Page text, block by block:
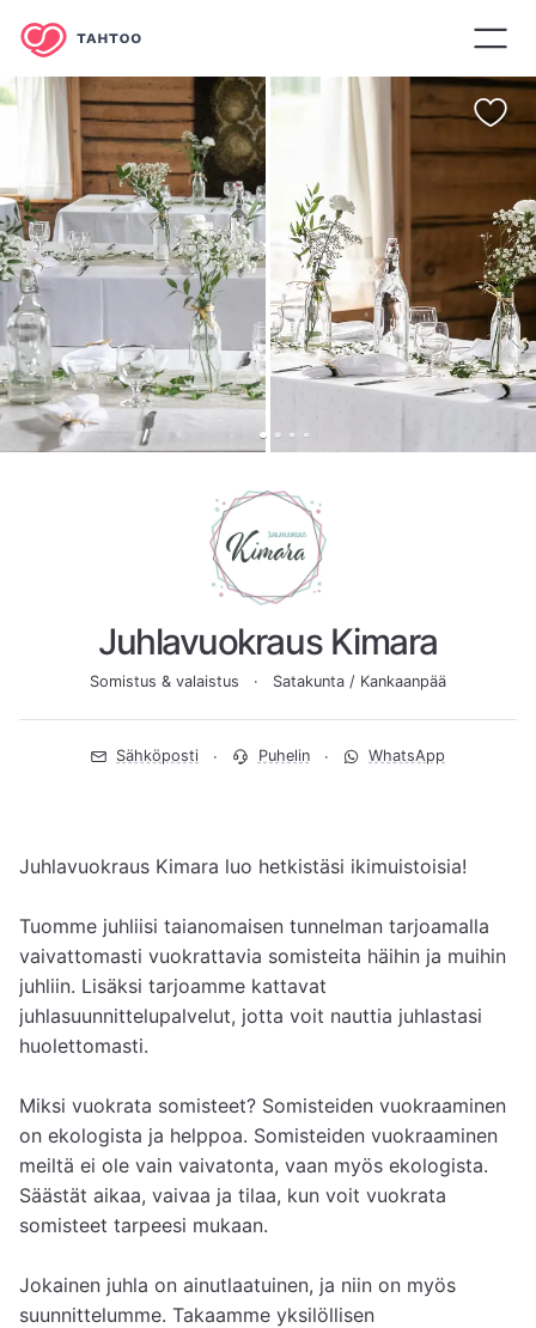
Juhlavuokraus Kimara
Somistus & valaistus Satakunta / Kankaanpää
Sähköposti Puhelin WhatsApp
Juhlavuokraus Kimara luo hetkistäsi ikimuistoisia!
Tuomme juhliisi taianomaisen tunnelman tarjoamalla
vaivattomasti vuokrattavia somisteita häihin ja muihin
juhliin. Lisäksi tarjoamme kattavat
juhlasuunnittelupalvelut, jotta voit nauttia juhlastasi
huolettomasti.
Miksi vuokrata somisteet? Somisteiden vuokraaminen
on ekologista ja helppoa. Somisteiden vuokraaminen
meiltä ei ole vain vaivatonta, vaan myös ekologista.
Säästät aikaa, vaivaa ja tilaa, kun voit vuokrata
somisteet tarpeesi mukaan.
Jokainen juhla on ainutlaatuinen, ja niin on myös
suunnittelumme. Takaamme yksilöllisen